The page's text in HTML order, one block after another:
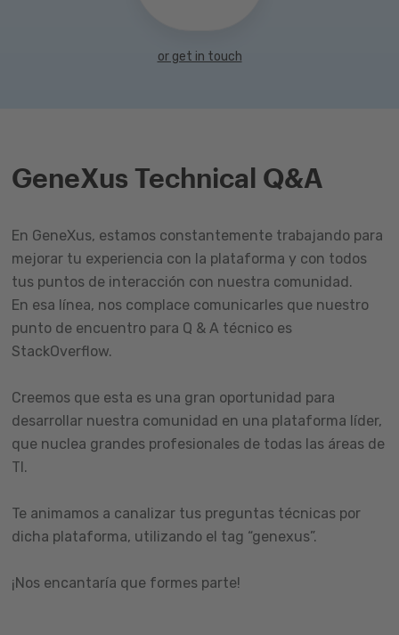
or get in touch
GeneXus Technical Q&A
En GeneXus, estamos constantemente trabajando para
mejorar tu experiencia con la plataforma y con todos
tus puntos de interacción con nuestra comunidad.
En esa línea, nos complace comunicarles que nuestro
punto de encuentro para Q & A técnico es
StackOverflow.
Creemos que esta es una gran oportunidad para
desarrollar nuestra comunidad en una plataforma líder,
que nuclea grandes profesionales de todas las áreas de
TI.
Te animamos a canalizar tus preguntas técnicas por
dicha plataforma, utilizando el tag “genexus”.
¡Nos encantaría que formes parte!